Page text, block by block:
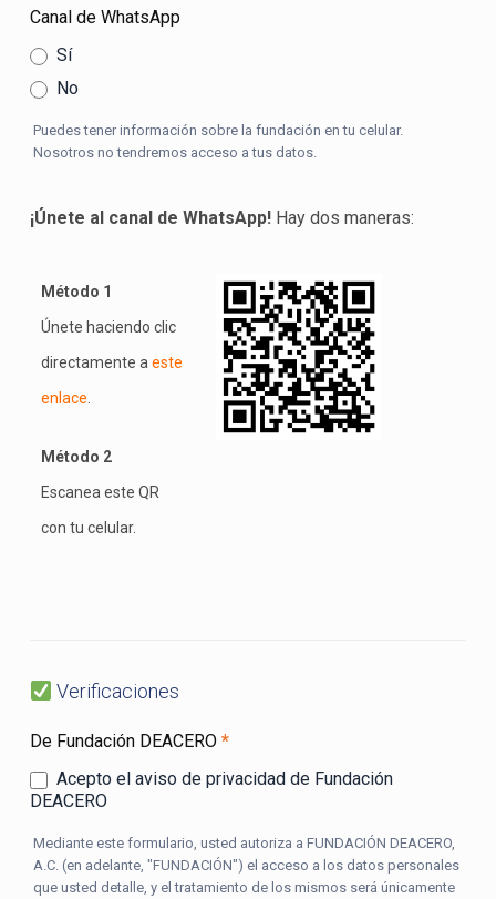
Canal de WhatsApp
Sí
No
Puedes tener información sobre la fundación en tu celular.
Nosotros no tendremos acceso a tus datos.
¡Únete al canal de WhatsApp!Hay dos maneras:
Método 1
Únete haciendo clic
directamente a este
enlace
Método 2
Escanea este QR
con tu celular.
Verificaciones
De Fundación DEACERO *
Acepto el aviso de privacidad de Fundación
DEACERO
Mediante este formulario, usted autoriza a FUNDACIÓN DEACERO,
A.C. (en adelante, "FUNDACIÓN") el acceso a los datos personales
que usted detalle, y el tratamiento de los mismos será únicamente